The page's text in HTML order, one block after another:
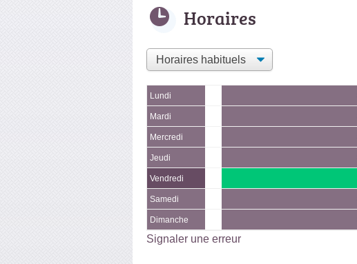
Horaires
Lundi
Mardi
Mercredi
Jeudi
Vendredi
Samedi
Dimanche
Signaler une erreur